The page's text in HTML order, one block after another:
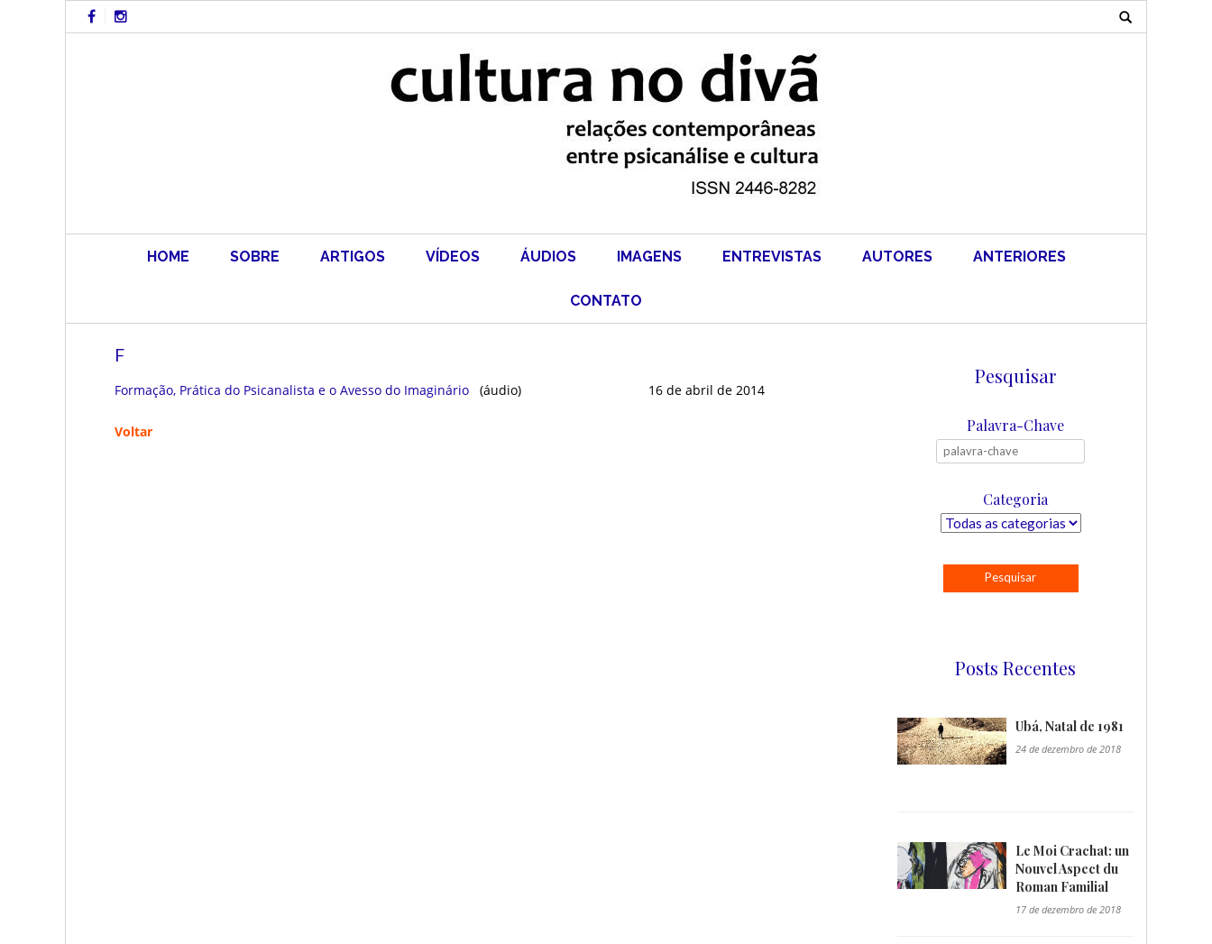
Skip
to
Search
for:
HOME SOBRE ARTIGOS VÍDEOS ÁUDIOS IMAGENS ENTREVISTAS AUTORES ANTERIORES
CONTATO
F
Formação, Prática do Psicanalista e o Avesso do Imaginário (áudio) 16 de abril de 2014
Voltar
Pesquisar
Palavra-Chave
Categoria
Posts Recentes
"/>
Ubá, Natal de 1981
24 de dezembro de 2018
"/>
Le Moi Crachat: un
Nouvel Aspect du
Roman Familial
17 de dezembro de 2018